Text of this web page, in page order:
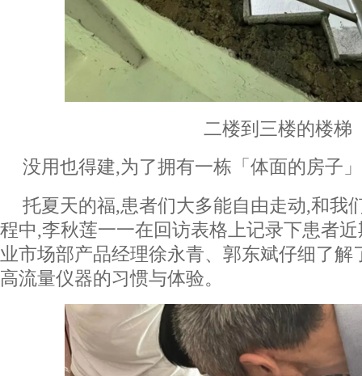
二楼到三楼的楼梯
没用也得建,为了拥有一栋「体面的房子
托夏天的福,患者们大多能自由走动,和我
程中,李秋莲一一在回访表格上记录下患者
业市场部产品经理徐永青、郭东斌仔细了解
高流量仪器的习惯与体验。